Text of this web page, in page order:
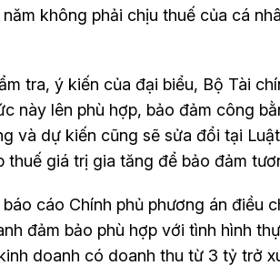
không phải chịu thuế của cá
tra, ý kiến của đại biểu, Bộ Tài
này lên phù hợp, bảo đảm công
và dự kiến cũng sẽ sửa đổi tại
thuế giá trị gia tăng để bảo đảm
cáo Chính phủ phương án điều
đảm bảo phù hợp với tình hình
doanh có doanh thu từ 3 tỷ trở